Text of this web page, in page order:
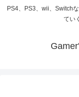
PS4、PS3、wii、Switch
てい